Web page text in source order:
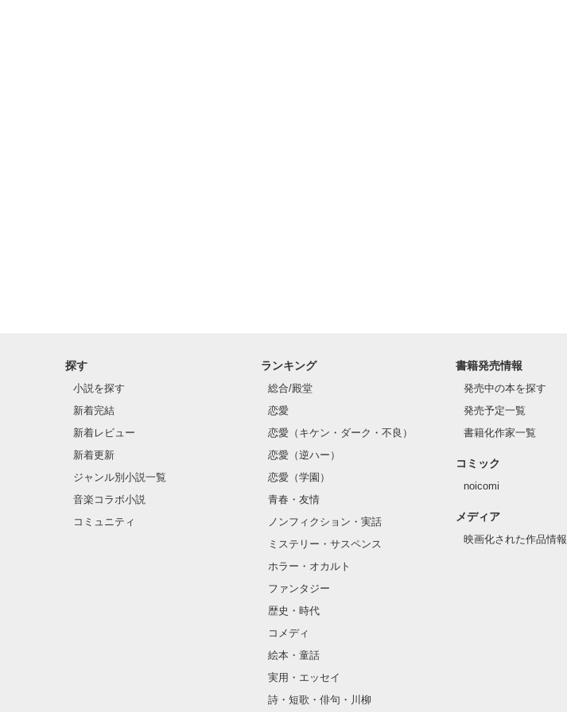
探す
小説を探す
新着完結
新着レビュー
新着更新
ジャンル別小説一覧
音楽コラボ小説
コミュニティ
ランキング
総合/殿堂
恋愛
恋愛（キケン・ダーク・不良）
恋愛（逆ハー）
恋愛（学園）
青春・友情
ノンフィクション・実話
ミステリー・サスペンス
ホラー・オカルト
ファンタジー
歴史・時代
コメディ
絵本・童話
実用・エッセイ
詩・短歌・俳句・川柳
書籍発売情報
発売中の本を探す
発売予定一覧
書籍化作家一覧
コミック
noicomi
メディア
映画化された作品情報